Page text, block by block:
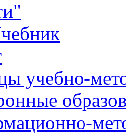
учебно-